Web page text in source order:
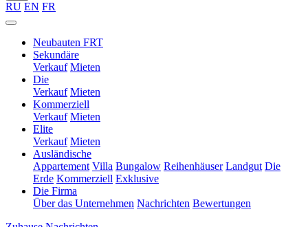
RU EN FR
Neubauten FRT
Sekundäre
Verkauf Mieten
Die
Verkauf Mieten
Kommerziell
Verkauf Mieten
Elite
Verkauf Mieten
Ausländische
Appartement Villa Bungalow Reihenhäuser Landgut Die
Erde Kommerziell Exklusive
Die Firma
Über das Unternehmen Nachrichten Bewertungen